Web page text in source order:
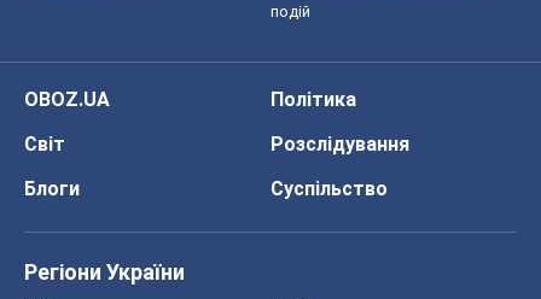
подій
OBOZ.UA
Політика
Світ
Розслідування
Блоги
Суспільство
Регіони України